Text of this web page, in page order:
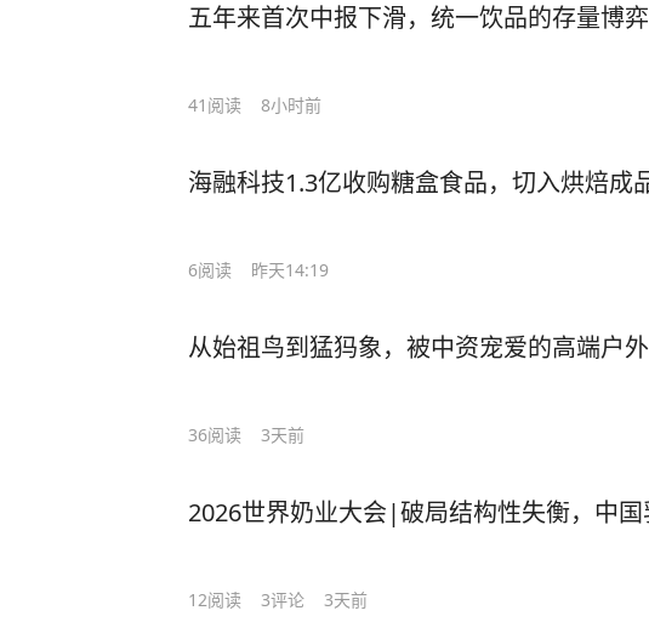
五年来首次中报下滑，统一饮品的存量博弈
41 阅读 8小时前
海融科技1.3亿收购糖盒食品，切入烘焙成
6阅读 昨天14:19
从始祖鸟到猛犸象，被中资宠爱的高端户
36阅读 3天前
2026世界奶业大会|破局结构性失衡，中
12阅读 3评论 3天前